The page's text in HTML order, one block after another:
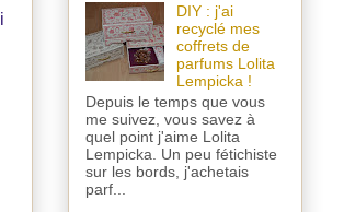
DIY : j'ai
recyclé mes
coffrets de
parfums Lolita
Lempicka !
Depuis le temps que vous
me suivez, vous savez à
quel point j'aime Lolita
Lempicka. Un peu fétichiste
sur les bords, j'achetais
parf...